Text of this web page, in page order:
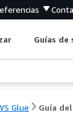
Guías de
Glue Guía